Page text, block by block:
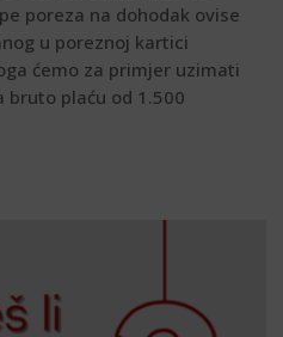
poreza na dohodak ovise
u poreznoj kartici
ćemo za primjer uzimati
bruto plaću od 1.500